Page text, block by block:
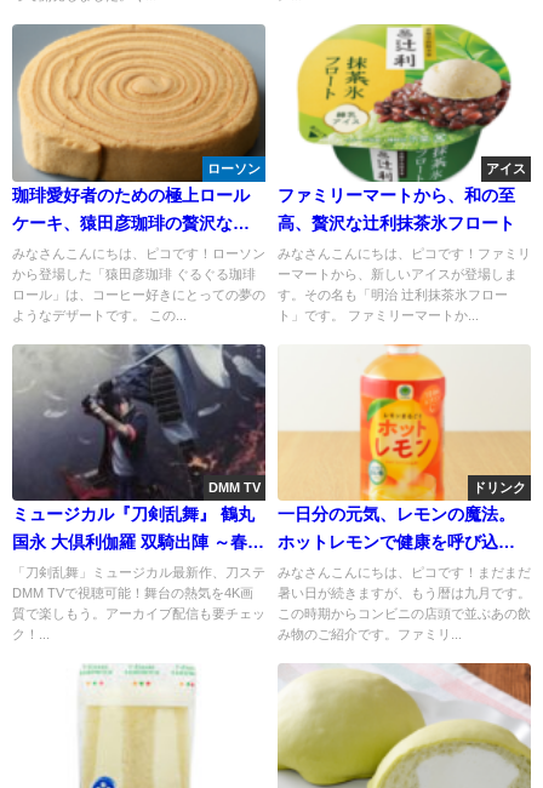
ローソン
珈琲愛好者のための極上ロール
ケーキ、猿田彦珈琲の贅沢なひ
ととき。ぐるぐる珈琲ロール
みなさんこんにちは、ピコです！ローソン
から登場した「猿田彦珈琲 ぐるぐる珈琲
ロール」は、コーヒー好きにとっての夢の
ようなデザートです。 この...
アイス
ファミリーマートから、和の至
高、贅沢な辻利抹茶氷フロート
みなさんこんにちは、ピコです！ファミリ
ーマートから、新しいアイスが登場しま
す。その名も「明治 辻利抹茶氷フロー
ト」です。 ファミリーマートか...
DMM TV
ミュージカル『刀剣乱舞』 鶴丸
国永 大倶利伽羅 双騎出陣 ～春風
桃李巵～がDMM TVで熱い配信
中！
「刀剣乱舞」ミュージカル最新作、刀ステ
DMM TVで視聴可能！舞台の熱気を4K画
質で楽しもう。アーカイブ配信も要チェッ
ク！...
ドリンク
一日分の元気、レモンの魔法。
ホットレモンで健康を呼び込も
う！「ホットレモン」
みなさんこんにちは、ピコです！まだまだ
暑い日が続きますが、もう暦は九月です。
この時期からコンビニの店頭で並ぶあの飲
み物のご紹介です。ファミリ...